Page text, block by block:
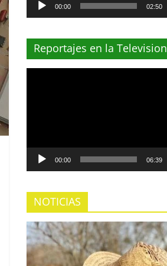
00:00 02:50
Reportajes en la Television
00:00 06:39
NOTICIAS